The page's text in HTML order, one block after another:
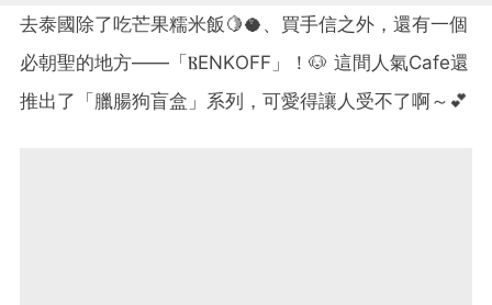
去泰國除了吃芒果糯米飯🍋🥥、買手信之外，還有一個
必朝聖的地方——「ⲂΕNKΟFF」！🐶 這間人氣Cafe還
推出了「臘腸狗盲盒」系列，可愛得讓人受不了啊～💕